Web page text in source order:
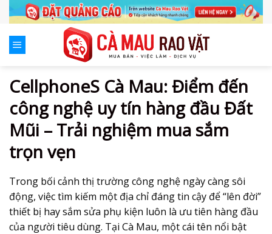
Skip
to
content
CellphoneS Cà Mau: Điểm đến
công nghệ uy tín hàng đầu Đất
Mũi – Trải nghiệm mua sắm
trọn vẹn
Trong bối cảnh thị trường công nghệ ngày càng sôi
động, việc tìm kiếm một địa chỉ đáng tin cậy để “lên đời”
thiết bị hay sắm sửa phụ kiện luôn là ưu tiên hàng đầu
của người tiêu dùng. Tại Cà Mau, một cái tên nổi bật